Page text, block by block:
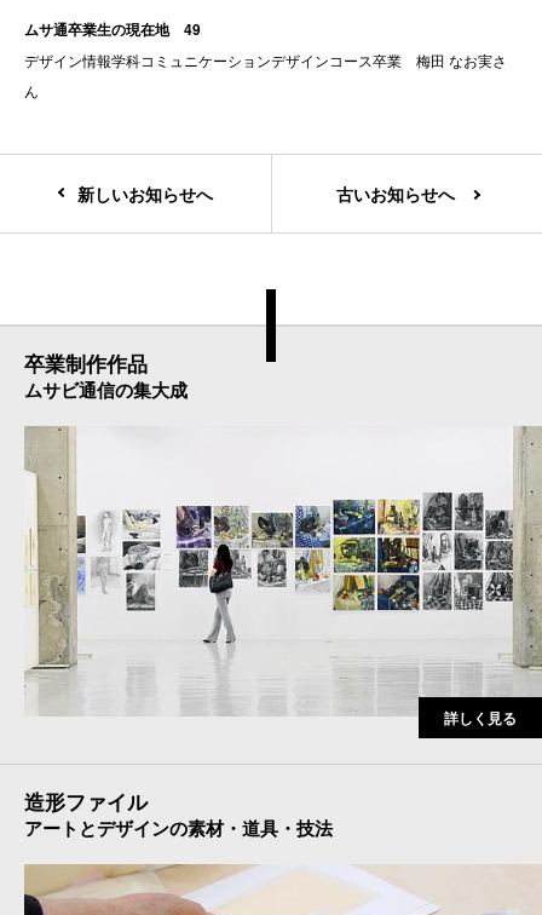
ムサ通卒業生の現在地 49
デザイン情報学科コミュニケーションデザインコース卒業 梅田 なお実さ
ん
新しいお知らせへ 古いお知らせへ
卒業制作作品
ムサビ通信の集大成
詳しく見る
造形ファイル
アートとデザインの素材・道具・技法